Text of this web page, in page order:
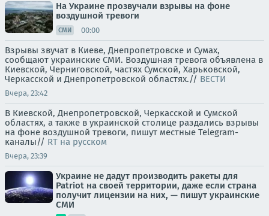
На Украине прозвучали взрывы на фоне
воздушной тревоги
СМИ 00:00
Взрывы звучат в Киеве, Днепропетровске и Сумах,
сообщают украинские СМИ. Воздушная тревога объявлена в
Киевской, Черниговской, частях Сумской, Харьковской,
Черкасской и Днепропетровской областях.// ВЕСТИ
Вчера, 23:42
В Киевской, Днепропетровской, Черкасской и Сумской
областях, а также в украинской столице раздались взрывы
на фоне воздушной тревоги, пишут местные Telegram-
каналы// RT на русском
Вчера, 23:39
Украине не дадут производить ракеты для
Patriot на своей территории, даже если страна
получит лицензии на них, — пишут украинские
СМИ